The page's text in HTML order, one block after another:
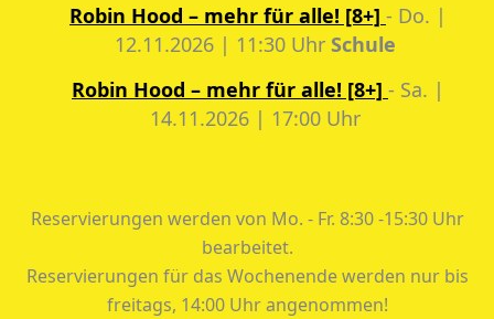
Robin Hood – mehr für alle! [8+] - Do. |
12.11.2026 | 11:30 Uhr Schule
Robin Hood – mehr für alle! [8+] - Sa. |
14.11.2026 | 17:00 Uhr
Reservierungen werden von Mo. - Fr. 8:30 -15:30 Uhr
bearbeitet.
Reservierungen für das Wochenende werden nur bis
freitags, 14:00 Uhr angenommen!